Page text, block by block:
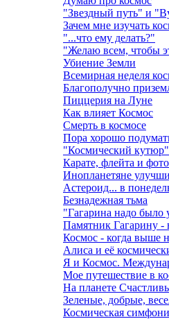
"Звездный путь" и
Зачем мне изучать
"...что ему делать?"
"Желаю всем, чтобы
Убиение Земли
Всемирная неделя
Благополучно
Пиццерия на Луне
Как влияет Космос
Смерть в космосе
Пора хорошо
"Космический
Карате, флейта и
Инопланетяне
Астероид... в
Безнадежная тьма
"Гагарина надо было
Памятник Гагарину -
Космос - когда выше
Алиса и её
Я и Космос.
Мое путешествие в
На планете
Зеленые, добрые,
Космическая